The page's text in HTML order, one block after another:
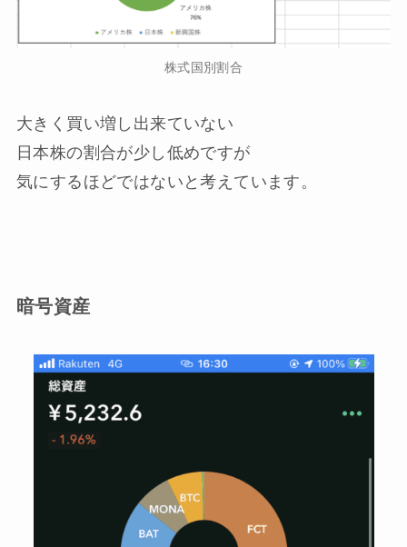
株式国別割合
大きく買い増し出来ていない
日本株の割合が少し低めですが
気にするほどではないと考えています。
暗号資産